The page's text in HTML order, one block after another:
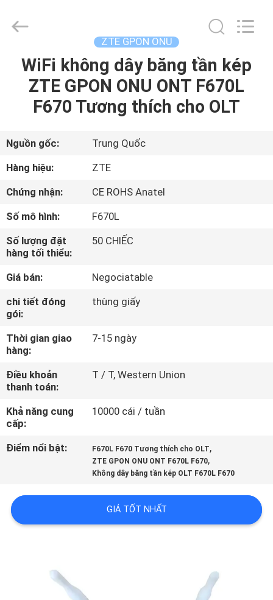
TRANG
CHỦ
SẢN
PHẨM
CHÚNG
TÔI
THAM
QUAN
MÁY
KIỂM
SOÁT
CHẤT
LƯỢNG
HỆ
CHÚNG
LIMITED.
Reserved.
ZTE GPON ONU
WiFi không dây băng tần kép
ZTE GPON ONU ONT F670L
F670 Tương thích cho OLT
Nguồn gốc:
Trung Quốc
Hàng hiệu:
ZTE
Chứng nhận:
CE ROHS Anatel
Số mô hình:
F670L
Số lượng đặt
hàng tối thiểu:
50 CHIẾC
Giá bán:
Negociatable
chi tiết đóng
gói:
thùng giấy
Thời gian giao
hàng:
7-15 ngày
Điều khoản
thanh toán:
T / T, Western Union
Khả năng cung
cấp:
10000 cái / tuần
Điểm nổi bật: F670L F670 Tương thích cho OLT,
ZTE GPON ONU ONT F670L F670,
Không dây băng tần kép OLT F670L F670
GIÁ TỐT NHẤT